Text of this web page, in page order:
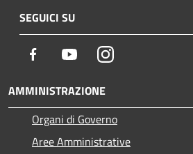
SEGUICI SU
Facebook YoutubeInstagram
AMMINISTRAZIONE
Organi di Governo
Aree Amministrative